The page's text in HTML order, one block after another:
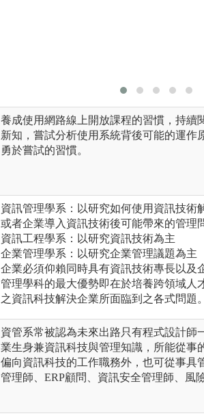
養成使用網路線上開放課程的習慣，持續
新知，嘗試分析使用系統背後可能的運作
勇於嘗試的習慣。
資訊管理學系：以研究如何使用資訊技術
或者企業導入資訊技術後可能帶來的管理
資訊工程學系：以研究資訊技術為主
企業管理學系：以研究企業管理議題為主
企業必須仰賴同時具有資訊技術專長以及
管理學科的最大優勢即在於培養跨領域人
之資訊科技解決企業所面臨到之各式問題。
資管系常被認為未來出路只有程式設計師
業生身兼資訊科技與管理知識，所能從事
偏向資訊科技的工作職務外，也可從事具
管理師、ERP顧問、資訊安全管理師、風